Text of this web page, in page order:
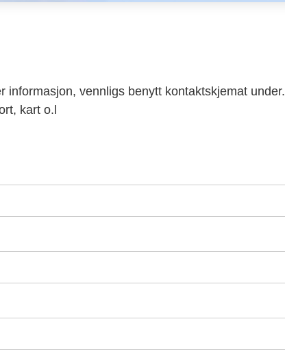
vennligs benytt kontaktskjemat under.
kart o.l